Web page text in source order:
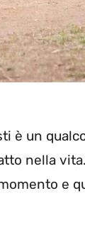
è un
nella
e